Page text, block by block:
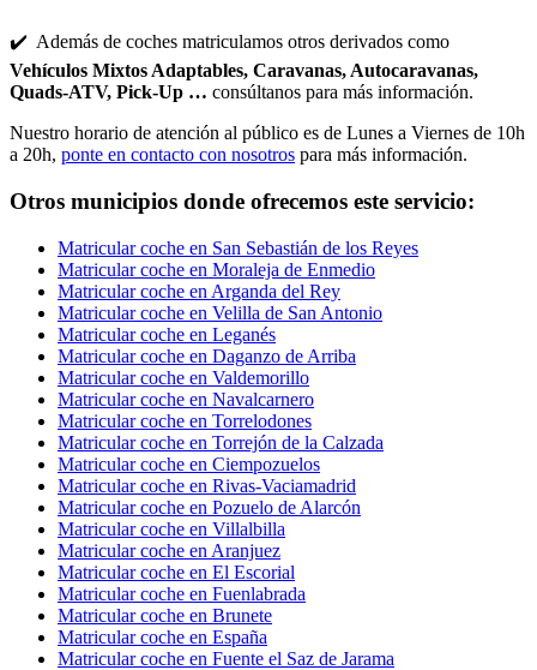
✔️ Además de coches matriculamos otros derivados como
Vehículos Mixtos Adaptables, Caravanas, Autocaravanas,
Quads-ATV, Pick-Up … consúltanos para más información.
Nuestro horario de atención al público es de Lunes a Viernes de 10h
a 20h, ponte en contacto con nosotros para más información.
Otros municipios donde ofrecemos este servicio:
Matricular coche en San Sebastián de los Reyes
Matricular coche en Moraleja de Enmedio
Matricular coche en Arganda del Rey
Matricular coche en Velilla de San Antonio
Matricular coche en Leganés
Matricular coche en Daganzo de Arriba
Matricular coche en Valdemorillo
Matricular coche en Navalcarnero
Matricular coche en Torrelodones
Matricular coche en Torrejón de la Calzada
Matricular coche en Ciempozuelos
Matricular coche en Rivas-Vaciamadrid
Matricular coche en Pozuelo de Alarcón
Matricular coche en Villalbilla
Matricular coche en Aranjuez
Matricular coche en El Escorial
Matricular coche en Fuenlabrada
Matricular coche en Brunete
Matricular coche en España
Matricular coche en Fuente el Saz de Jarama